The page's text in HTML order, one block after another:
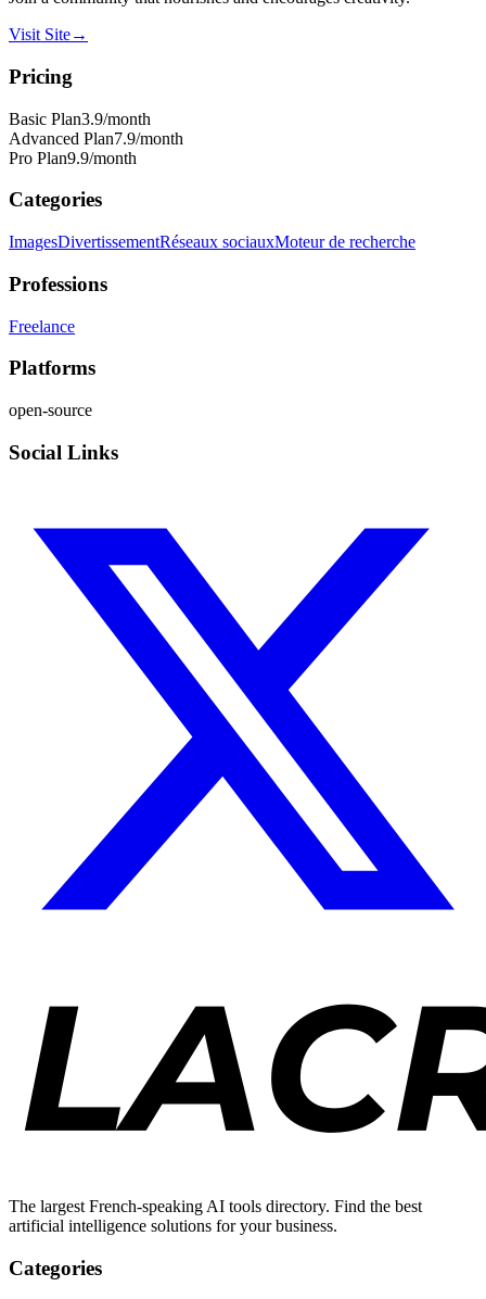
Visit Site→
Pricing
Basic Plan3.9/month
Advanced Plan7.9/month
Pro Plan9.9/month
Categories
ImagesDivertissementRéseaux sociauxMoteur de recherche
Professions
Freelance
Platforms
open-source
Social Links
The largest French-speaking AI tools directory. Find the best
artificial intelligence solutions for your business.
Categories